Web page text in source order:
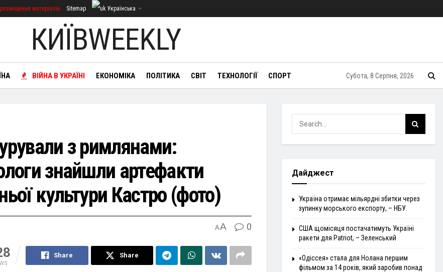
матеріалів Sitemap Українська
КИЇВWEEKLY
ВІЙНА В УКРАЇНІ ЕКОНОМІКА ПОЛІТИКА СВІТ ТЕХНОЛОГІЇ СПОРТ Субота, 8 Серпня, 2026
з римлянами:
знайшли артефакти
культури Кастро (фото)
AA 0
Share Share
Дайджест
Україна отримає мільярдні збитки через
зупинку морського експорту, – НБУ
США щомісяця постачатимуть Україні
ракети для Patriot, – Зеленський
«Одіссея» стала для Нолана першим
фільмом за 14 років, який заробив понад